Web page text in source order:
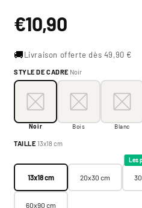
Prix
habituel
€10,90
🚚Livraison offerte dès 49,90 €
Style de cadre:
Noir Bois Blanc
20x30 cm
STYLE DE CADRE Noir
Noir Bois Blanc
TAILLE 13x18 cm
13x18 cm 20x30 cm
Les
60x90 cm